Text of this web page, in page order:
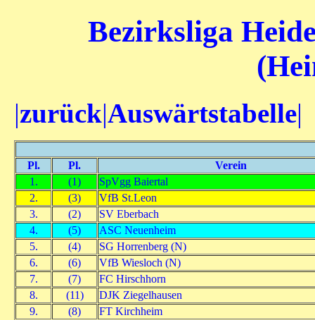
Bezirksliga
|zurück|Auswärtstabelle|
Pl. Pl.
Verein
1.
(1)
SpVgg Baiertal
2.
(3)
VfB St.Leon
3.
(2)
SV Eberbach
4.
(5)
ASC Neuenheim
5.
(4)
SG Horrenberg (N)
6.
(6)
VfB Wiesloch (N)
7.
(7)
FC Hirschhorn
8.
(11)
DJK Ziegelhausen
9.
(8)
FT Kirchheim